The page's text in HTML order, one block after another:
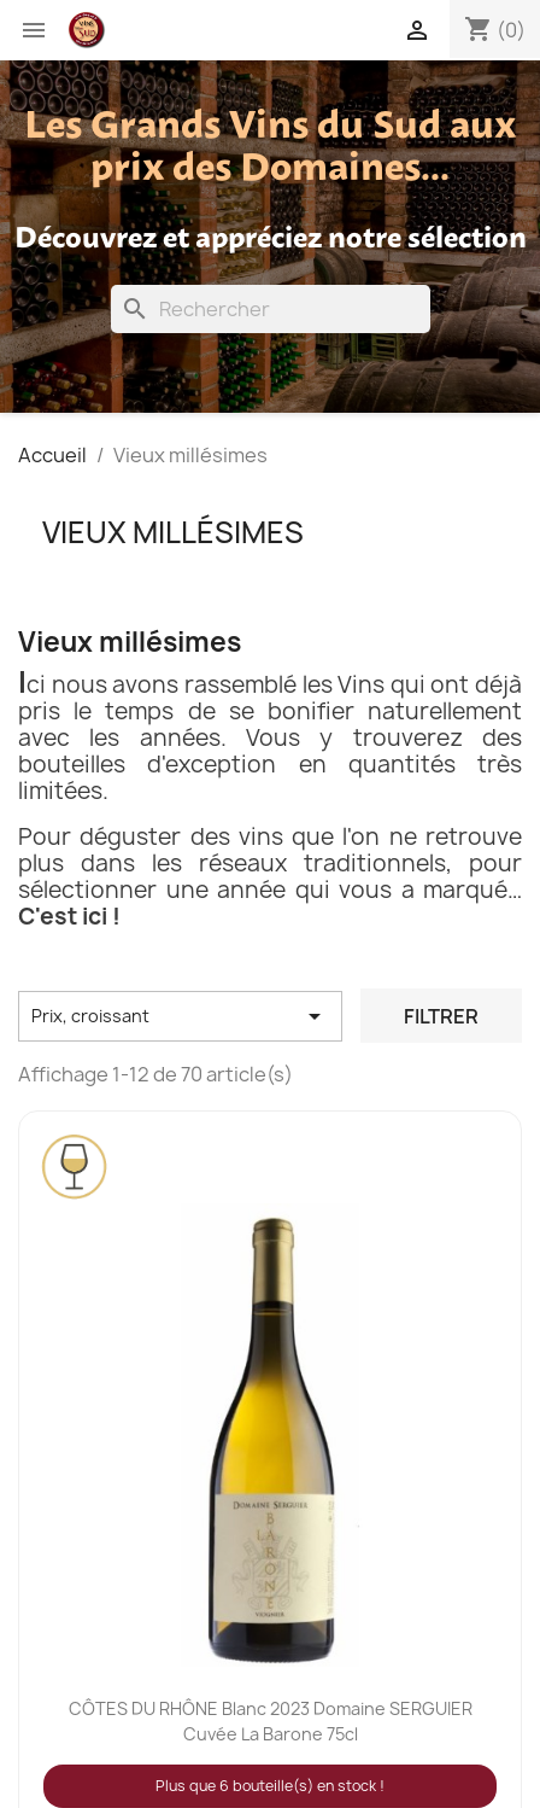
 shopping_cart (0)

Les Grands Vins du Sud aux
prix des Domaines...
Découvrez et appréciez notre sélection
search
Accueil Vieux millésimes
VIEUX MILLÉSIMES
Vieux millésimes
Ici nous avons rassemblé les Vins qui ont déjà
pris le temps de se bonifier naturellement
avec les années. Vous y trouverez des
bouteilles d'exception en quantités très
limitées.
Pour déguster des vins que l'on ne retrouve
plus dans les réseaux traditionnels, pour
sélectionner une année qui vous a marqué…
C'est ici !
Prix, croissant  FILTRER
Affichage 1-12 de 70 article(s)
CÔTES DU RHÔNE Blanc 2023 Domaine SERGUIER
Cuvée La Barone 75cl
Plus que 6 bouteille(s) en stock !